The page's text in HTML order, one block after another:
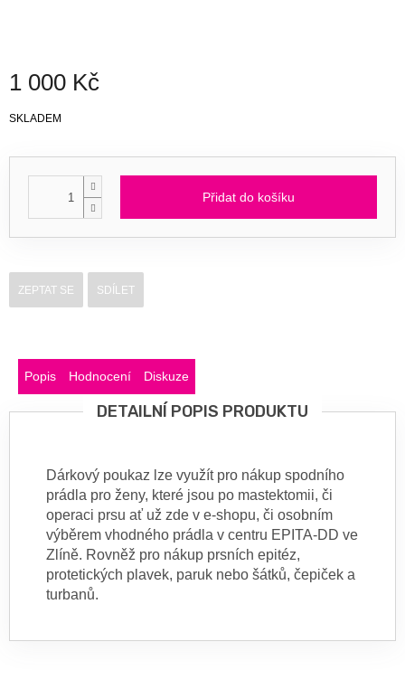
1 000 Kč
Měrná
SKLADEM
Přidat do košíku
ZEPTAT SE SDÍLET
Popis Hodnocení Diskuze
DETAILNÍ POPIS PRODUKTU
Dárkový poukaz lze využít pro nákup spodního
prádla pro ženy, které jsou po mastektomii, či
operaci prsu ať už zde v e-shopu, či osobním
výběrem vhodného prádla v centru EPITA-DD ve
Zlíně. Rovněž pro nákup prsních epitéz,
protetických plavek, paruk nebo šátků, čepiček a
turbanů.